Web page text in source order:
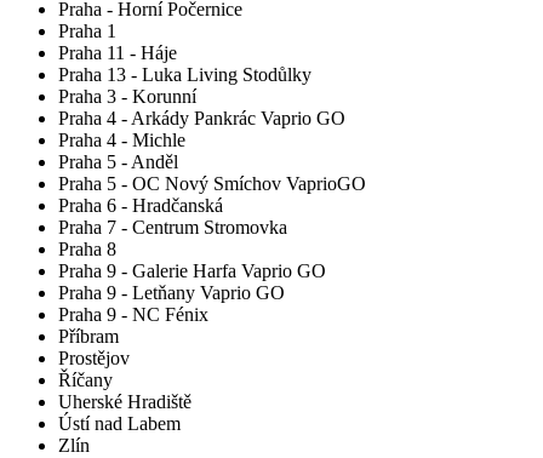
Praha - Horní Počernice
Praha 1
Praha 11 - Háje
Praha 13 - Luka Living Stodůlky
Praha 3 - Korunní
Praha 4 - Arkády Pankrác Vaprio GO
Praha 4 - Michle
Praha 5 - Anděl
Praha 5 - OC Nový Smíchov VaprioGO
Praha 6 - Hradčanská
Praha 7 - Centrum Stromovka
Praha 8
Praha 9 - Galerie Harfa Vaprio GO
Praha 9 - Letňany Vaprio GO
Praha 9 - NC Fénix
Příbram
Prostějov
Říčany
Uherské Hradiště
Ústí nad Labem
Zlín